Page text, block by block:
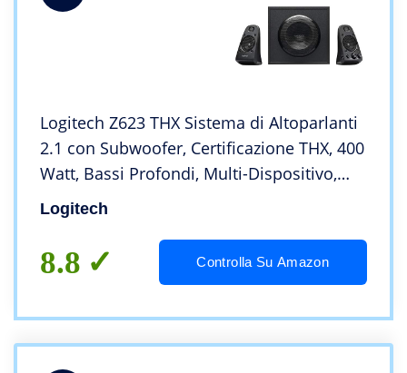
Logitech Z623 THX Sistema di Altoparlanti
2.1 con Subwoofer, Certificazione THX, 400
Watt, Bassi ‎Profondi, Multi-Dispositivo,
Porta 3.5 mm e RCA, Presa EU/IT,
PC/PS4/Xbox/DVD/TV/Smartphone/Tablet
Logitech
8.8 Controlla Su Amazon